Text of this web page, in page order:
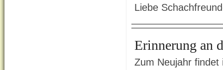
Liebe
Erinnerung an
Zum Neujahr